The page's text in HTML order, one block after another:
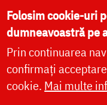
DONEAZĂ ONLINE
LIVE
Folosim cookie-uri
dumneavoastră pe
Prin continuarea
confirmați
cookie. Mai multe